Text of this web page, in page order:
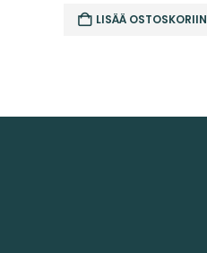
LISÄÄ OSTOSKORIIN